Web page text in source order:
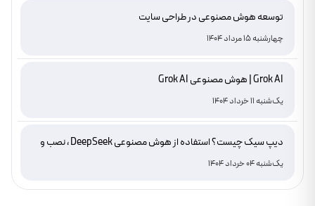
توسعه هوش مصنوعی در طراحی سایت
چهارشنبه 15 مرداد 1404
Grok AI | هوش مصنوعی Grok AI
یک‌شنبه 11 خرداد 1404
دیپ سیک چیست؟ استفاده از هوش مصنوعی DeepSeek ، نصب و
دانلود
یک‌شنبه 04 خرداد 1404